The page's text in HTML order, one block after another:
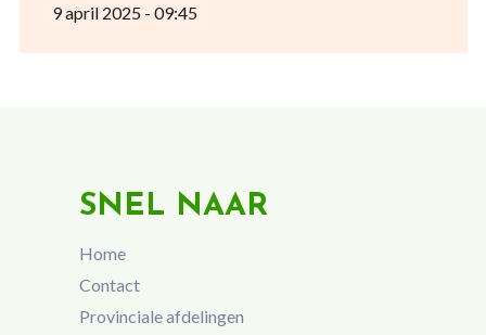
9 april 2025 - 09:45
SNEL NAAR
Home
Contact
Provinciale afdelingen